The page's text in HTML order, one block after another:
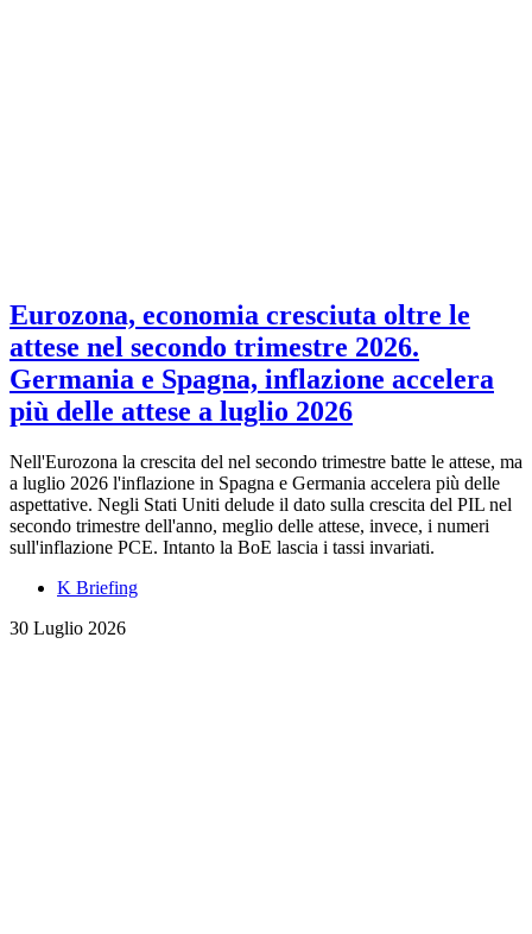
Eurozona, economia cresciuta oltre le
attese nel secondo trimestre 2026.
Germania e Spagna, inflazione accelera
più delle attese a luglio 2026
Nell'Eurozona la crescita del nel secondo trimestre batte le attese, ma
a luglio 2026 l'inflazione in Spagna e Germania accelera più delle
aspettative. Negli Stati Uniti delude il dato sulla crescita del PIL nel
secondo trimestre dell'anno, meglio delle attese, invece, i numeri
sull'inflazione PCE. Intanto la BoE lascia i tassi invariati.
K Briefing
30 Luglio 2026